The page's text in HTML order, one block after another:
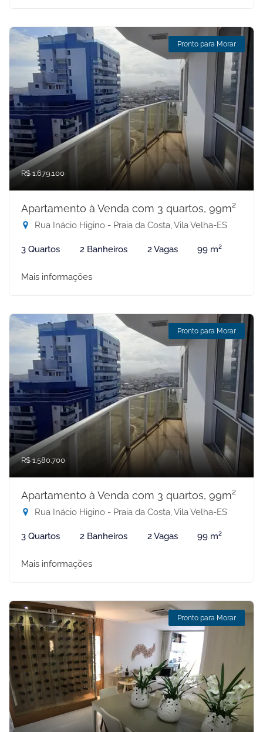
Pronto para Morar
R$ 1.679.100
Apartamento à Venda com 3 quartos, 99m²
Rua Inácio Higino - Praia da Costa, Vila Velha-ES
3 Quartos 2 Banheiros 2 Vagas 99 m²
Mais informações
Pronto para Morar
R$ 1.580.700
Apartamento à Venda com 3 quartos, 99m²
Rua Inácio Higino - Praia da Costa, Vila Velha-ES
3 Quartos 2 Banheiros 2 Vagas 99 m²
Mais informações
Pronto para Morar